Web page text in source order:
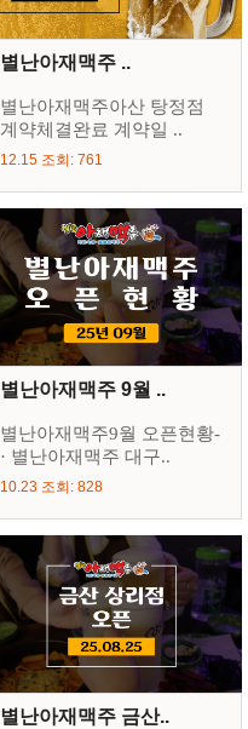
별난아재맥주 ..
별난아재맥주아산 탕정점
계약체결완료 계약일 ..
12.15 조회: 761
별난아재맥주 9월 ..
별난아재맥주9월 오픈현황-
· 별난아재맥주 대구..
10.23 조회: 828
별난아재맥주 금산..